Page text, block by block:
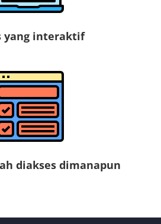
yang interaktif
diakses dimanapun